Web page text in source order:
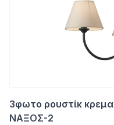
3φωτο ρουστίκ
ΝΑΞΟΣ-2